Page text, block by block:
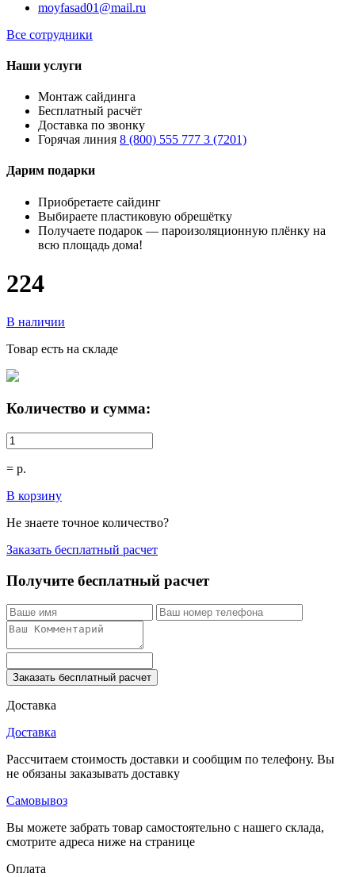
moyfasad01@mail.ru
Все сотрудники
Наши услуги
Монтаж сайдинга
Бесплатный расчёт
Доставка по звонку
Горячая линия 8 (800) 555 777 3 (7201)
Дарим подарки
Приобретаете сайдинг
Выбираете пластиковую обрешётку
Получаете подарок — пароизоляционную плёнку на
всю площадь дома!
224
В наличии
Товар есть на складе
Количество и сумма:
= р.
В корзину
Не знаете точное количество?
Заказать бесплатный расчет
Получите бесплатный расчет
Заказать бесплатный расчет
Доставка
Доставка
Рассчитаем стоимость доставки и сообщим по телефону. Вы
не обязаны заказывать доставку
Самовывоз
Вы можете забрать товар самостоятельно с нашего склада,
смотрите адреса ниже на странице
Оплата